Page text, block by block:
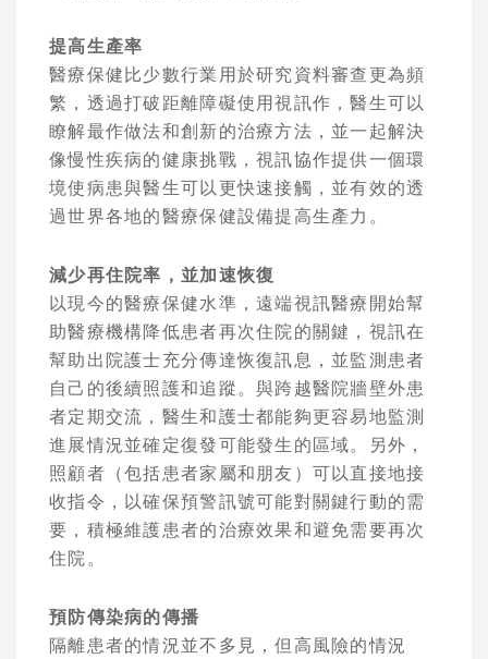
提高生產率
醫療保健比少數行業用於研究資料審查更為頻
繁，透過打破距離障礙使用視訊作，醫生可以
瞭解最作做法和創新的治療方法，並一起解決
像慢性疾病的健康挑戰，視訊協作提供一個環
境使病患與醫生可以更快速接觸，並有效的透
過世界各地的醫療保健設備提高生產力。
減少再住院率，並加速恢復
以現今的醫療保健水準，遠端視訊醫療開始幫
助醫療機構降低患者再次住院的關鍵，視訊在
幫助出院護士充分傳達恢復訊息，並監測患者
自己的後續照護和追蹤。與跨越醫院牆壁外患
者定期交流，醫生和護士都能夠更容易地監測
進展情況並確定復發可能發生的區域。另外，
照顧者（包括患者家屬和朋友）可以直接地接
收指令，以確保預警訊號可能對關鍵行動的需
要，積極維護患者的治療效果和避免需要再次
住院。
預防傳染病的傳播
隔離患者的情況並不多見，但高風險的情況